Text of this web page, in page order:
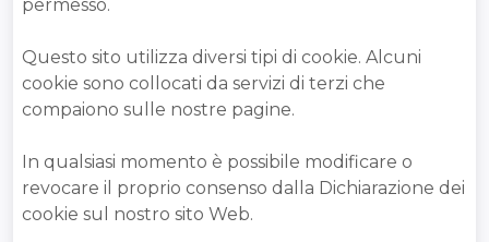
permesso.
Questo sito utilizza diversi tipi di cookie. Alcuni
cookie sono collocati da servizi di terzi che
compaiono sulle nostre pagine.
In qualsiasi momento è possibile modificare o
revocare il proprio consenso dalla Dichiarazione dei
cookie sul nostro sito Web.